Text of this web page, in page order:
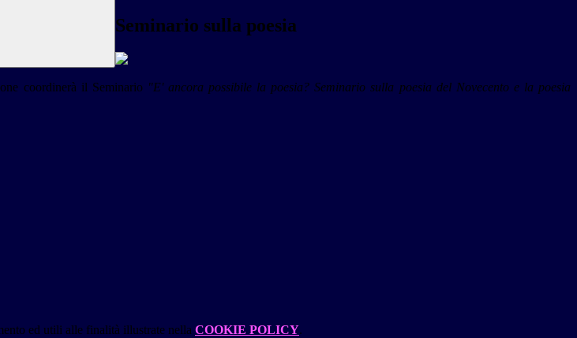
Seminario sulla poesia
coordinerà il Seminario "E' ancora possibile la poesia? Seminario sulla poesia del Novecento e la poesia
ed utili alle finalità illustrate nella COOKIE POLICY.